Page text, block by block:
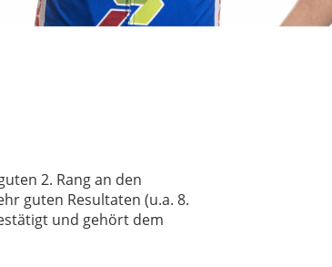
2. Rang an den
guten Resultaten (u.a. 8.
und gehört dem